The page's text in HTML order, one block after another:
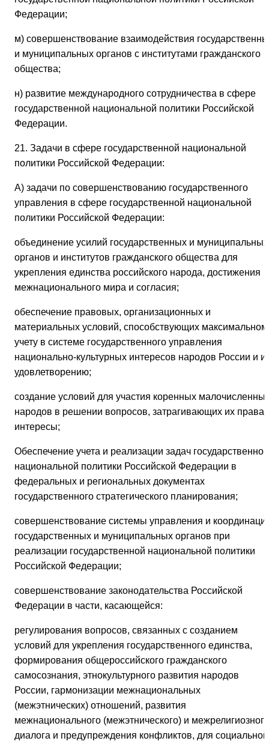
Федерации;
м) совершенствование взаимодействия
и муниципальных органов с институтами гражданского
общества;
н) развитие международного сотрудничества в сфере
государственной национальной политики Российской
Федерации.
21. Задачи в сфере государственной национальной
политики Российской Федерации:
А) задачи по совершенствованию государственного
управления в сфере государственной национальной
политики Российской Федерации:
объединение усилий государственных и муниципальных
органов и институтов гражданского общества для
укрепления единства российского народа, достижения
межнационального мира и согласия;
обеспечение правовых, организационных и
материальных условий, способствующих
учету в системе государственного управления
национально-культурных интересов народов России и
удовлетворению;
создание условий для участия коренных
народов в решении вопросов, затрагивающих их права
интересы;
Обеспечение учета и реализации задач государственной
национальной политики Российской Федерации в
федеральных и региональных документах
государственного стратегического планирования;
совершенствование системы управления и
государственных и муниципальных органов при
реализации государственной национальной политики
Российской Федерации;
совершенствование законодательства Российской
Федерации в части, касающейся:
регулирования вопросов, связанных с созданием
условий для укрепления государственного единства,
формирования общероссийского гражданского
самосознания, этнокультурного развития народов
России, гармонизации межнациональных
(межэтнических) отношений, развития
межнационального (межэтнического) и межрелигиозного
диалога и предупреждения конфликтов, для социальной